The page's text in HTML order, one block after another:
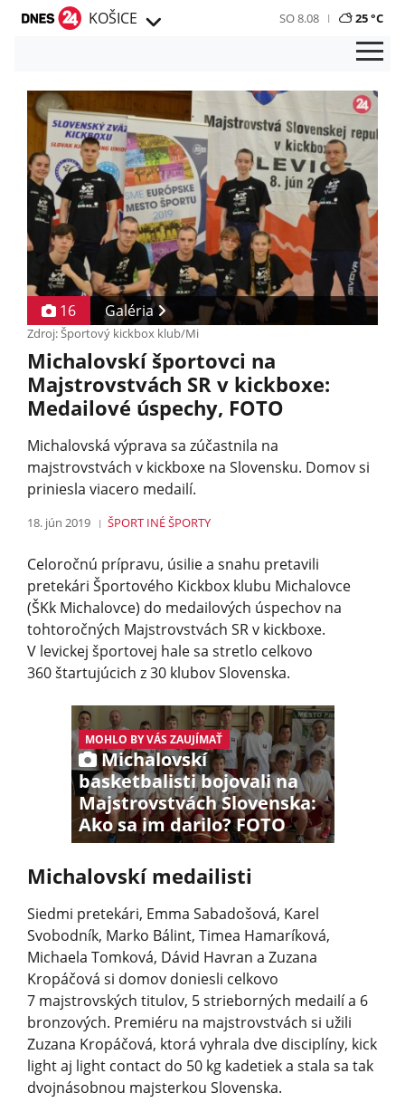
KOŠICE SO 8.08 25 °C
16 Galéria
Zdroj: Športový kickbox klub/Mi
Michalovskí športovci na
Majstrovstvách SR v kickboxe:
Medailové úspechy, FOTO
Michalovská výprava sa zúčastnila na
majstrovstvách v kickboxe na Slovensku. Domov si
priniesla viacero medailí.
18. jún 2019 ŠPORT INÉ ŠPORTY
Celoročnú prípravu, úsilie a snahu pretavili
pretekári Športového Kickbox klubu Michalovce
(ŠKk Michalovce) do medailových úspechov na
tohtoročných Majstrovstvách SR v kickboxe.
V levickej športovej hale sa stretlo celkovo
360 štartujúcich z 30 klubov Slovenska.
MOHLO BY VÁS ZAUJÍMAŤ
Michalovskí
basketbalisti bojovali na
Majstrovstvách Slovenska:
Ako sa im darilo? FOTO
Michalovskí medailisti
Siedmi pretekári, Emma Sabadošová, Karel
Svobodník, Marko Bálint, Timea Hamaríková,
Michaela Tomková, Dávid Havran a Zuzana
Kropáčová si domov doniesli celkovo
7 majstrovských titulov, 5 strieborných medailí a 6
bronzových. Premiéru na majstrovstvách si užili
Zuzana Kropáčová, ktorá vyhrala dve disciplíny, kick
light aj light contact do 50 kg kadetiek a stala sa tak
dvojnásobnou majsterkou Slovenska.